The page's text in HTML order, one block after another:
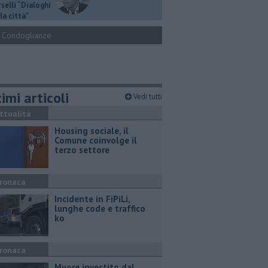
“Dialoghi
città"
Condoglianze
articoli Vedi tutti
​Housing sociale, il
Comune coinvolge il
terzo settore
Incidente in FiPiLi,
lunghe code e traffico
ko